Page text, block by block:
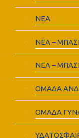
ΝΕΑ
ΝΕΑ –
ΝΕΑ –
ΟΜΑΔΑ
ΟΜΑΔΑ